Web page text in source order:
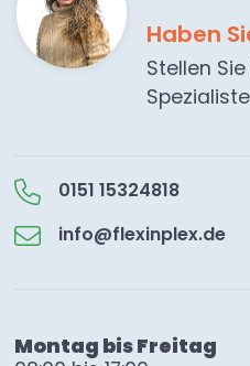
Haben
Stellen
0151 15324818
info@flexinplex.de
Montag bis Freitag